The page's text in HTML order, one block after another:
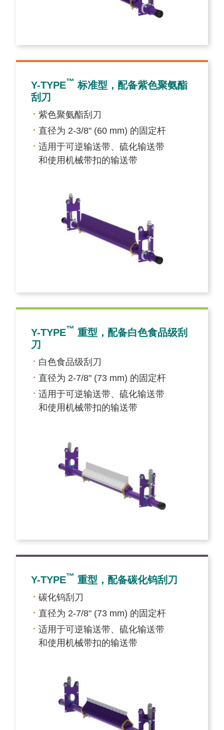
Y-TYPE™ 标准型，配备紫色聚氨酯
刮刀
紫色聚氨酯刮刀
直径为 2-3/8" (60 mm) 的固定杆
适用于可逆输送带、硫化输送带
和使用机械带扣的输送带
Y-TYPE™ 重型，配备白色食品级刮
刀
白色食品级刮刀
直径为 2-7/8" (73 mm) 的固定杆
适用于可逆输送带、硫化输送带
和使用机械带扣的输送带
Y-TYPE™ 重型，配备碳化钨刮刀
碳化钨刮刀
直径为 2-7/8" (73 mm) 的固定杆
适用于可逆输送带、硫化输送带
和使用机械带扣的输送带